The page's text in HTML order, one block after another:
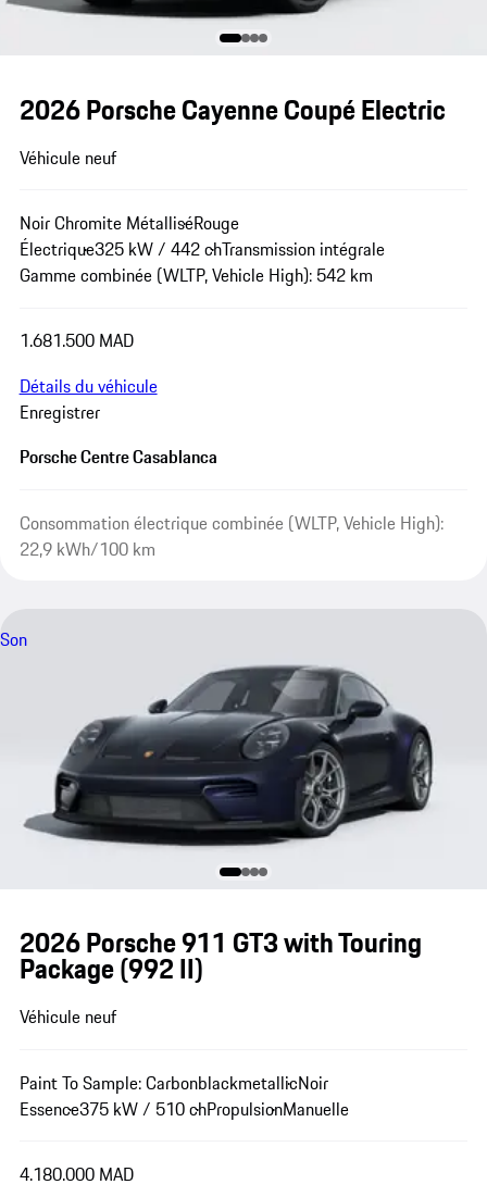
2026 Porsche Cayenne Coupé Electric
Véhicule neuf
Noir Chromite MétalliséRouge
Électrique325 kW / 442 chTransmission intégrale
Gamme combinée (WLTP, Vehicle High): 542 km
1.681.500 MAD
Détails du véhicule
Enregistrer
Porsche Centre Casablanca
Consommation électrique combinée (WLTP, Vehicle High):
22,9 kWh/100 km
Son
2026 Porsche 911 GT3 with Touring
Package(992 II)
Véhicule neuf
Paint To Sample: CarbonblackmetallicNoir
Essence375 kW / 510 chPropulsionManuelle
4.180.000 MAD